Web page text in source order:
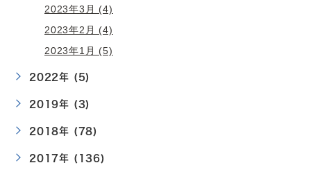
2023年3月 (4)
2023年2月 (4)
2023年1月 (5)
2022年 (5)
2019年 (3)
2018年 (78)
2017年 (136)